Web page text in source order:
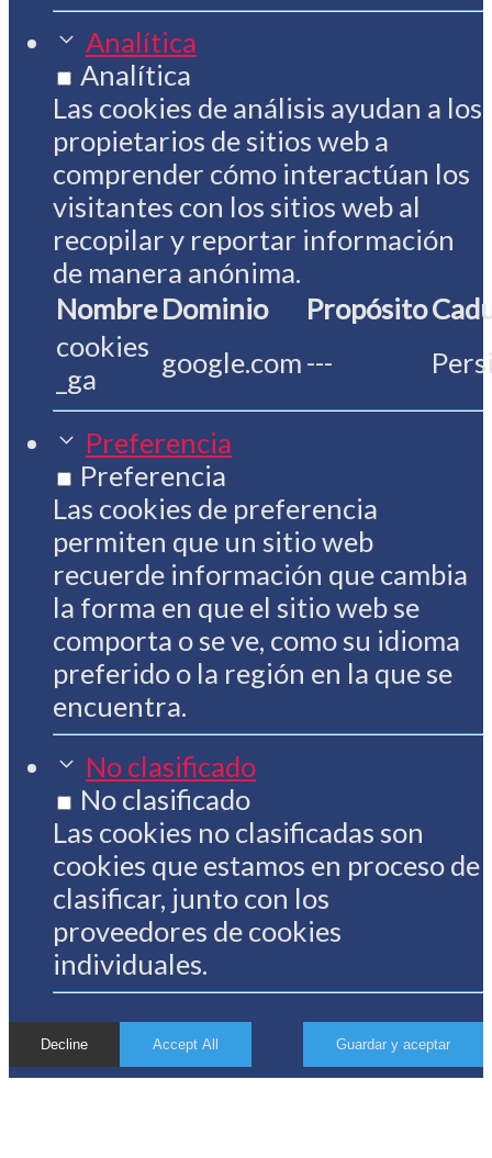
Analítica
Analítica
Las cookies de análisis ayudan a los
propietarios de sitios web a
comprender cómo interactúan los
visitantes con los sitios web al
recopilar y reportar información
de manera anónima.
Nombre Dominio Propósito
cookies
_ga
google.com ---
Preferencia
Preferencia
Las cookies de preferencia
permiten que un sitio web
recuerde información que cambia
la forma en que el sitio web se
comporta o se ve, como su idioma
preferido o la región en la que se
encuentra.
No clasificado
No clasificado
Las cookies no clasificadas son
cookies que estamos en proceso de
clasificar, junto con los
proveedores de cookies
individuales.
Decline Accept All Guardar y aceptar